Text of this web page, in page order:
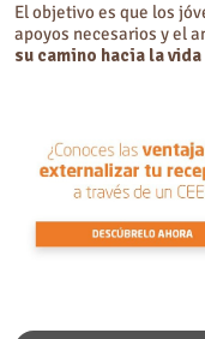
El objetivo es que los
apoyos necesarios y el
su camino hacia la